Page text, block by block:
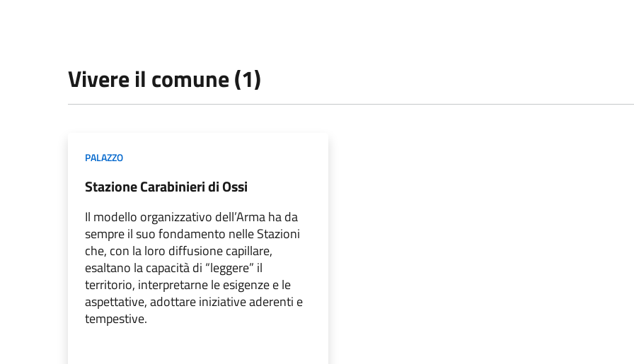
Vivere il comune (1)
PALAZZO
Stazione Carabinieri di Ossi
Il modello organizzativo dell’Arma ha da
sempre il suo fondamento nelle Stazioni
che, con la loro diffusione capillare,
esaltano la capacità di “leggere” il
territorio, interpretarne le esigenze e le
aspettative, adottare iniziative aderenti e
tempestive.